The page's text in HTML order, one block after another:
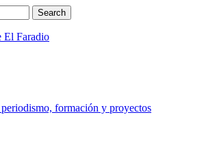
El Faradio
formación y proyectos